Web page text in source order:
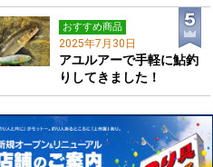
おすすめ商品
2025年7月30日
アユルアーで手軽に鮎釣
りしてきました！